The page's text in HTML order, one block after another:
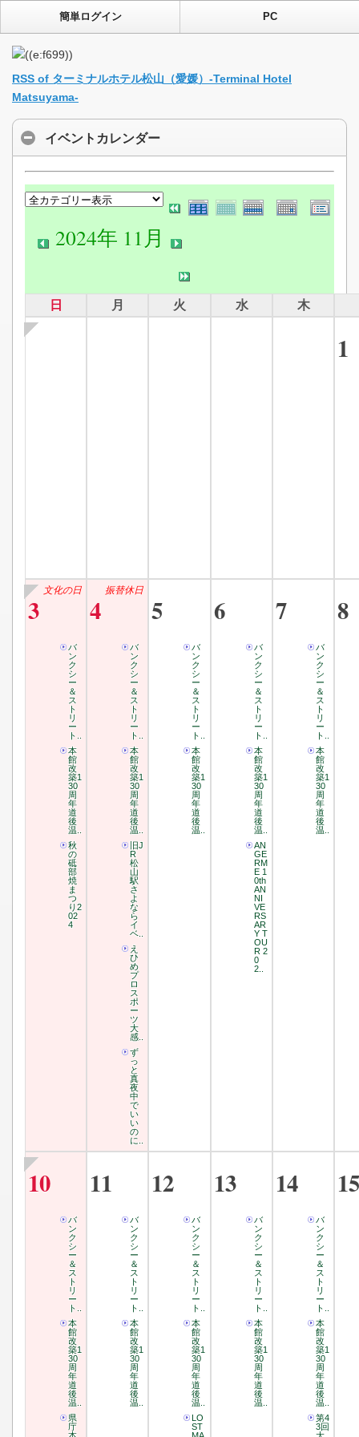
簡単ログイン PC
RSS of ターミナルホテル松山（愛媛）-Terminal Hotel
Matsuyama-
イベントカレンダー
2024年 11月
日 月 火 水 木
1
3
文化の日
バ
ン
ク
シ
ー
＆
ス
ト
リ
ー
ト..
本
館
改
築1
30
周
年
道
後
温..
秋
の
砥
部
焼
ま
つ
り2
02
4
4
振替休日
バ
ン
ク
シ
ー
＆
ス
ト
リ
ー
ト..
本
館
改
築1
30
周
年
道
後
温..
旧J
R
松
山
駅
さ
よ
な
ら
イ
ベ..
え
ひ
め
プ
ロ
ス
ポ
ー
ツ
大
感..
ず
っ
と
真
夜
中
で
い
い
の
に..
5
バ
ン
ク
シ
ー
＆
ス
ト
リ
ー
ト..
本
館
改
築1
30
周
年
道
後
温..
6
バ
ン
ク
シ
ー
＆
ス
ト
リ
ー
ト..
本
館
改
築1
30
周
年
道
後
温..
AN
GE
RM
E 1
0th
AN
NI
VE
RS
AR
Y T
OU
R 2
0
2..
7
バ
ン
ク
シ
ー
＆
ス
ト
リ
ー
ト..
本
館
改
築1
30
周
年
道
後
温..
8
10
バ
ン
ク
シ
ー
＆
ス
ト
リ
ー
ト..
本
館
改
築1
30
周
年
道
後
温..
県
庁
11
バ
ン
ク
シ
ー
＆
ス
ト
リ
ー
ト..
本
館
改
築1
30
周
年
道
後
温..
12
バ
ン
ク
シ
ー
＆
ス
ト
リ
ー
ト..
本
館
改
築1
30
周
年
道
後
温..
LO
ST
13
バ
ン
ク
シ
ー
＆
ス
ト
リ
ー
ト..
本
館
改
築1
30
周
年
道
後
温..
14
バ
ン
ク
シ
ー
＆
ス
ト
リ
ー
ト..
本
館
改
築1
30
周
年
道
後
温..
第4
3回
15